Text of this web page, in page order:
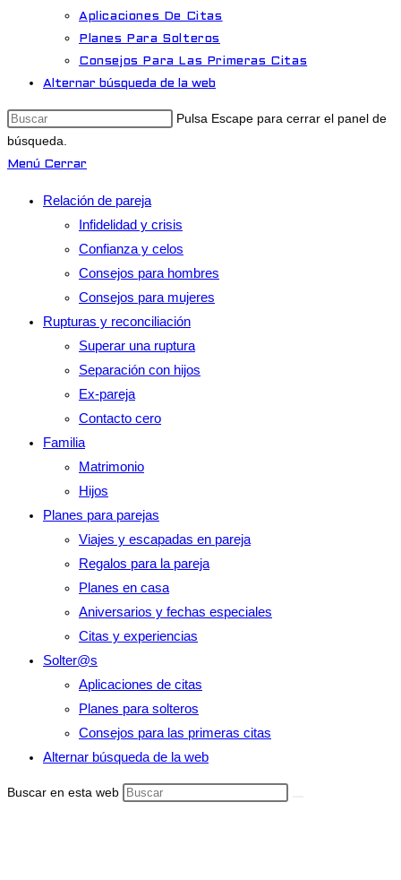
Aplicaciones De Citas
Planes Para Solteros
Consejos Para Las Primeras Citas
Alternar búsqueda de la web
Pulsa Escape para cerrar el panel de
búsqueda.
Menú Cerrar
Relación de pareja
Infidelidad y crisis
Confianza y celos
Consejos para hombres
Consejos para mujeres
Rupturas y reconciliación
Superar una ruptura
Separación con hijos
Ex-pareja
Contacto cero
Familia
Matrimonio
Hijos
Planes para parejas
Viajes y escapadas en pareja
Regalos para la pareja
Planes en casa
Aniversarios y fechas especiales
Citas y experiencias
Solter@s
Aplicaciones de citas
Planes para solteros
Consejos para las primeras citas
Alternar búsqueda de la web
Buscar en esta web